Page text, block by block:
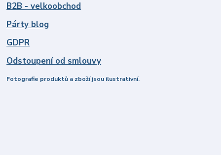
B2B - velkoobchod
Párty blog
GDPR
Odstoupení od smlouvy
Fotografie produktů a zboží jsou ilustrativní.